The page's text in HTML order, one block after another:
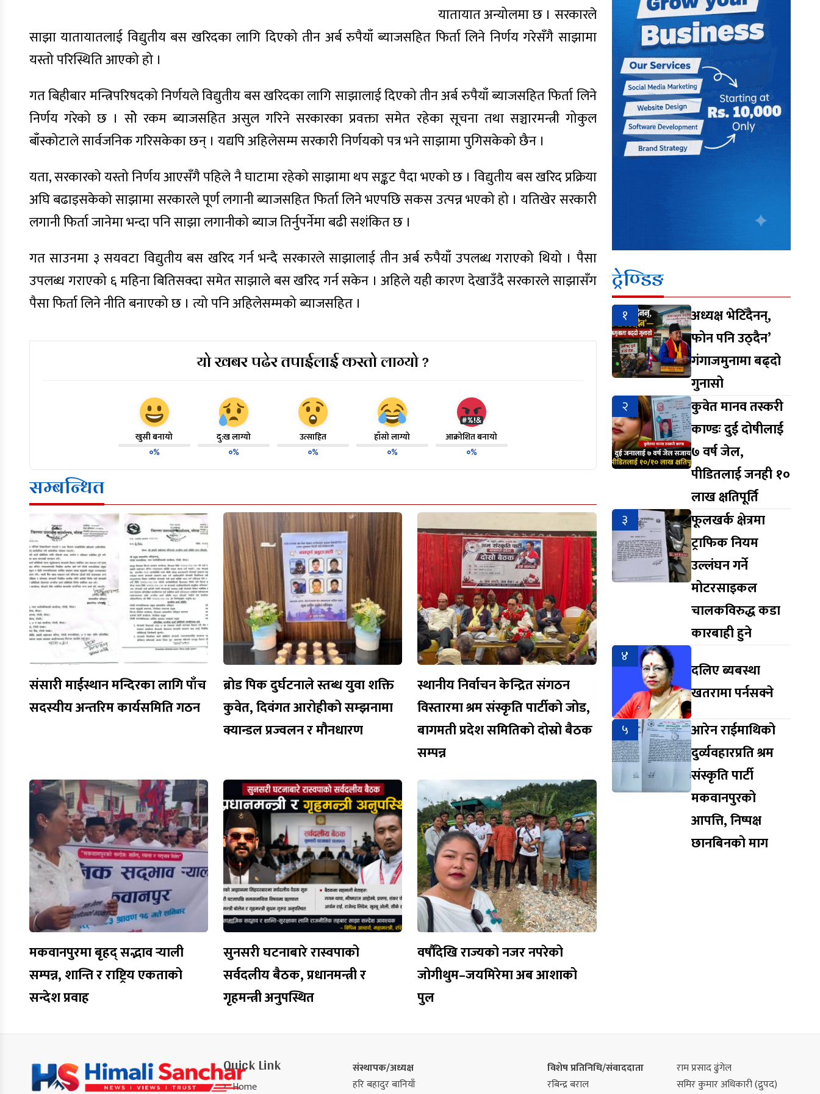
यातायात अन्योलमा छ । सरकारले
साझा यातायातलाई विद्युतीय बस खरिदका लागि दिएको तीन अर्ब रुपैयाँ ब्याजसहित फिर्ता लिने निर्णय गरेसँगै साझामा
यस्तो परिस्थिति आएको हो ।
गत बिहीबार मन्त्रिपरिषदको निर्णयले विद्युतीय बस खरिदका लागि साझालाई दिएको तीन अर्ब रुपैयाँ ब्याजसहित फिर्ता लिने
निर्णय गरेको छ । सोे रकम ब्याजसहित असुल गरिने सरकारका प्रवक्ता समेत रहेका सूचना तथा सञ्चारमन्त्री गोकुल
बाँस्कोटाले सार्वजनिक गरिसकेका छन् । यद्यपि अहिलेसम्म सरकारी निर्णयको पत्र भने साझामा पुगिसकेको छैन ।
यता, सरकारको यस्तो निर्णय आएसँगै पहिले नै घाटामा रहेको साझामा थप सङ्कट पैदा भएको छ । विद्युतीय बस खरिद प्रक्रिया
अघि बढाइसकेको साझामा सरकारले पूर्ण लगानी ब्याजसहित फिर्ता लिने भएपछि सकस उत्पन्न भएको हो । यतिखेर सरकारी
लगानी फिर्ता जानेमा भन्दा पनि साझा लगानीको ब्याज तिर्नुपर्नेमा बढी सशंकित छ ।
गत साउनमा ३ सयवटा विद्युतीय बस खरिद गर्न भन्दै सरकारले साझालाई तीन अर्ब रुपैयाँ उपलब्ध गराएको थियो । पैसा
उपलब्ध गराएको ६ महिना बितिसक्दा समेत साझाले बस खरिद गर्न सकेन । अहिले यही कारण देखाउँदै सरकारले साझासँग
पैसा फिर्ता लिने नीति बनाएको छ । त्यो पनि अहिलेसम्मको ब्याजसहित ।
यो खबर पढेर तपाईलाई कस्तो लाग्यो ?
खुसी बनायो
०%
दु:ख लाग्यो
०%
उत्साहित
०%
हाँसो लाग्यो
०%
आक्रोशित बनायो
०%
सम्बन्धित
संसारी माईस्थान मन्दिरका लागि पाँच
सदस्यीय अन्तरिम कार्यसमिति गठन
ब्रोड पिक दुर्घटनाले स्तब्ध युवा शक्ति
कुवेत, दिवंगत आरोहीको सम्झनामा
क्यान्डल प्रज्वलन र मौनधारण
स्थानीय निर्वाचन केन्द्रित संगठन
विस्तारमा श्रम संस्कृति पार्टीको जोड,
बागमती प्रदेश समितिको दोस्रो बैठक
सम्पन्न
मकवानपुरमा बृहद् सद्भाव र्‍याली
सम्पन्न, शान्ति र राष्ट्रिय एकताको
सन्देश प्रवाह
सुनसरी घटनाबारे रास्वपाको
सर्वदलीय बैठक, प्रधानमन्त्री र
गृहमन्त्री अनुपस्थित
वर्षौँदेखि राज्यको नजर नपरेको
जोगीथुम–जयमिरेमा अब आशाको
पुल
ट्रेण्डिङ
१
अध्यक्ष भेटिँदैनन्,
फोन पनि उठ्दैन’
गंगाजमुनामा बढ्दो
गुनासो
२
कुवेत मानव तस्करी
काण्डः दुई दोषीलाई
७ वर्ष जेल,
पीडितलाई जनही १०
लाख क्षतिपूर्ति
३
फूलखर्क क्षेत्रमा
ट्राफिक नियम
उल्लंघन गर्ने
मोटरसाइकल
चालकविरुद्ध कडा
कारबाही हुने
४
दलिए ब्यबस्था
खतरामा पर्नसक्ने
५
आरेन राईमाथिको
दुर्व्यवहारप्रति श्रम
संस्कृति पार्टी
मकवानपुरको
आपत्ति, निष्पक्ष
छानबिनको माग
Quick Link
Home
संस्थापक/अध्यक्ष
हरि बहादुर बानियाँ
विशेष प्रतिनिधि/संवाददाता
रबिन्द्र बराल
राम प्रसाद ढुंगेल
समिर कुमार अधिकारी (द्रुपद)